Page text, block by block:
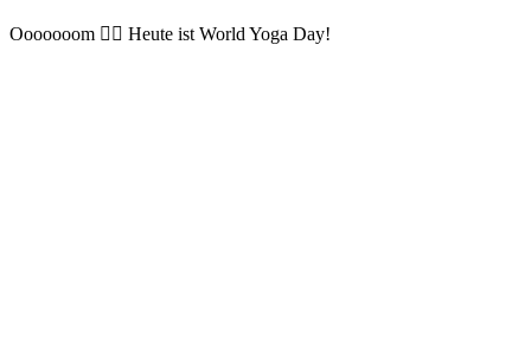
Ooooooom 🧘‍♀️ Heute ist World Yoga Day!